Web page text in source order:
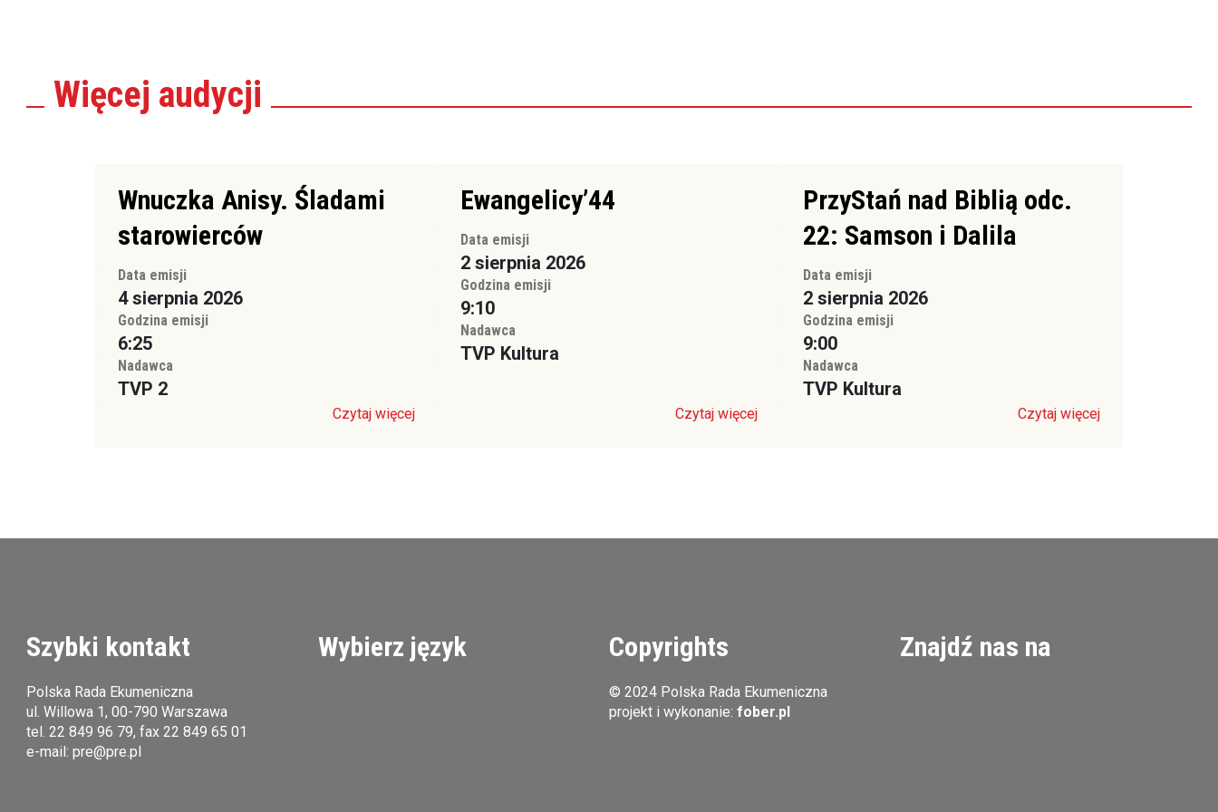
Więcej audycji
Wnuczka Anisy. Śladami
starowierców
Data emisji
4 sierpnia 2026
Godzina emisji
6:25
Nadawca
TVP 2
Czytaj więcej
Ewangelicy’44
Data emisji
2 sierpnia 2026
Godzina emisji
9:10
Nadawca
TVP Kultura
Czytaj więcej
PrzyStań nad Biblią odc.
22: Samson i Dalila
Data emisji
2 sierpnia 2026
Godzina emisji
9:00
Nadawca
TVP Kultura
Czytaj więcej
Szybki kontakt
Polska Rada Ekumeniczna
ul. Willowa 1, 00-790 Warszawa
tel.22 849 96 79, fax 22 849 65 01
e-mail:pre@pre.pl
Wybierz język Copyrights
© 2024 Polska Rada Ekumeniczna
projekt i wykonanie: fober.pl
Znajdź nas na